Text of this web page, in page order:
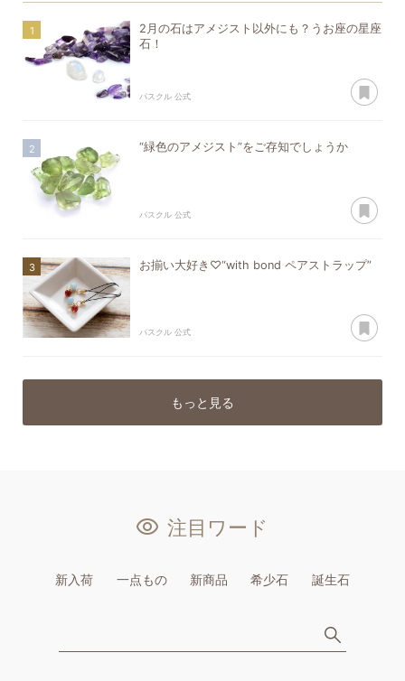
2月の石はアメジスト以外にも？うお座の星座
石！
パスクル 公式
“緑色のアメジスト”をご存知でしょうか
パスクル 公式
お揃い大好き♡“with bond ペアストラップ”
パスクル 公式
もっと見る
注目ワード
新入荷 一点もの 新商品 希少石 誕生石